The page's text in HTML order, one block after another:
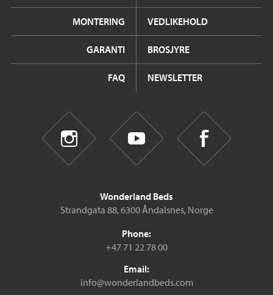
MONTERING VEDLIKEHOLD
GARANTI BROSJYRE
FAQ NEWSLETTER
Wonderland Beds
Strandgata 88, 6300 Åndalsnes, Norge
Phone:
+47 71 22 78 00
Email:
info@wonderlandbeds.com